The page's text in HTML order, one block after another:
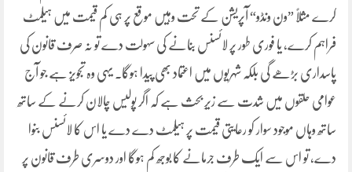
کرے مثلاً ”ون ونڈو“ آپریشن کے تحت وہیں موقع پر ہی کم قیمت میں ہیلمٹ
فراہم کرے، یا فوری طور پر لائسنس بنانے کی سہولت دے تو نہ صرف قانون کی
پاسداری بڑھے گی بلکہ شہریوں میں اعتماد بھی پیدا ہوگا۔ یہی وہ تجویز ہے جو آج
عوامی حلقوں میں شدت سے زیرِ بحث ہے کہ اگر پولیس چالان کرنے کے ساتھ
ساتھ وہاں موجود سوار کو رعایتی قیمت پر ہیلمٹ دے دے یا اس کا لائسنس بنوا
دے، تو اس سے ایک طرف جرمانے کا بوجھ کم ہوگا اور دوسری طرف قانون پر